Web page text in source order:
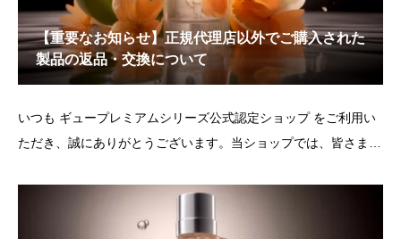
【重要なお知らせ】正規代理店以外でご購入された
製品の返品・交換について
いつも ギュープレミアムシリーズ公式認定ショップ をご利用い
ただき、誠にありがとうございます。当ショップでは、皆さまに
入商品を対象に、製品の返品・交換対応を行っております。◆
正規代理店以外の販売ショップでご購入された製品に